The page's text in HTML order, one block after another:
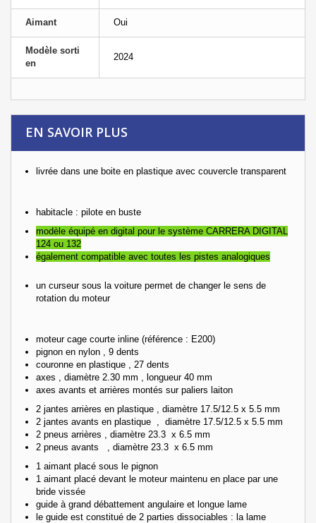
Aimant Oui
Modèle sorti
en
2024
EN SAVOIR PLUS
livrée dans une boite en plastique avec couvercle transparent
habitacle : pilote en buste
modèle équipé en digital pour le système CARRERA DIGITAL
124 ou 132
également compatible avec toutes les pistes analogiques
un curseur sous la voiture permet de changer le sens de
rotation du moteur
moteur cage courte inline (référence : E200)
pignon en nylon , 9 dents
couronne en plastique , 27 dents
axes , diamètre 2.30 mm , longueur 40 mm
axes avants et arrières montés sur paliers laiton
2 jantes arrières en plastique , diamètre 17.5/12.5 x 5.5 mm
2 jantes avants en plastique , diamètre 17.5/12.5 x 5.5 mm
2 pneus arrières , diamètre 23.3 x 6.5 mm
2 pneus avants , diamètre 23.3 x 6.5 mm
1 aimant placé sous le pignon
1 aimant placé devant le moteur maintenu en place par une
bride vissée
guide à grand débattement angulaire et longue lame
le guide est constitué de 2 parties dissociables : la lame